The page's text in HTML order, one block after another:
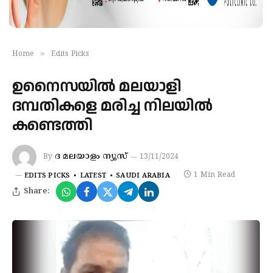
Home » Edits Picks
ഉനൈസയിൽ മലയാളി
ദമ്പതികളെ മരിച്ച നിലയിൽ
കണ്ടെത്തി
By ദ മലയാളം ന്യൂസ് 13/11/2024
EDITS PICKS LATEST SAUDI ARABIA 1 Min Read
Share: